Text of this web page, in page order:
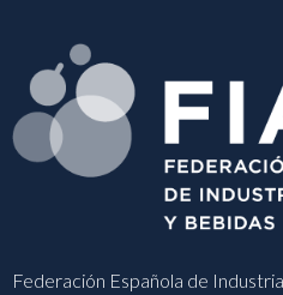
Federación Española de